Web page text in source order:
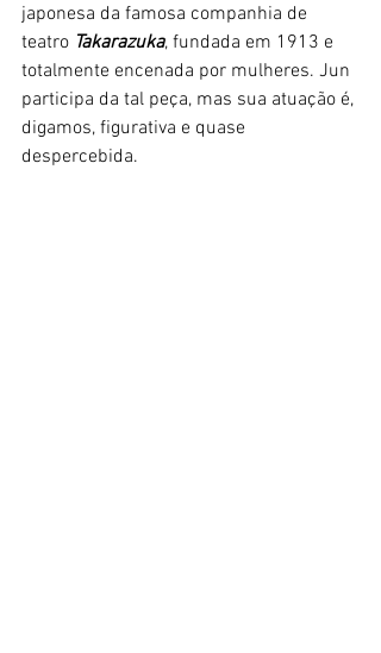
japonesa da famosa companhia de
teatro Takarazuka, fundada em 1913 e
totalmente encenada por mulheres. Jun
participa da tal peça, mas sua atuação é,
digamos, figurativa e quase
despercebida.